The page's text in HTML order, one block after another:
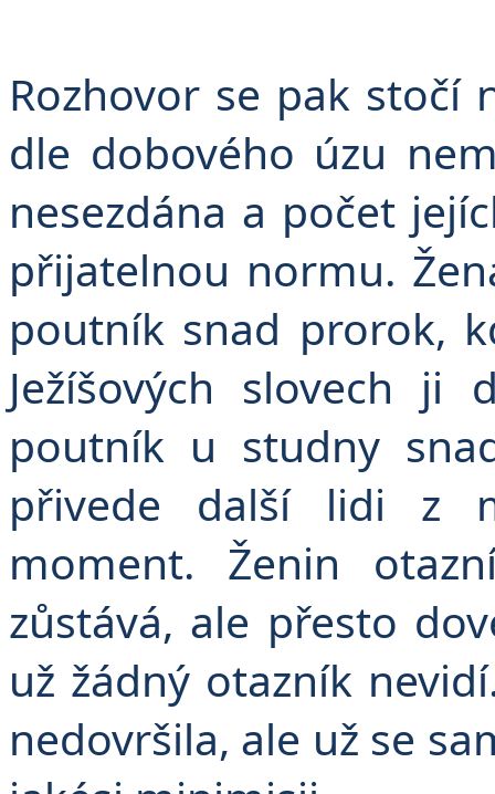
Rozhovor se pak stočí
dle dobového úzu
nesezdána a počet
přijatelnou normu.
poutník snad prorok,
Ježíšových slovech ji
poutník u studny
přivede další lidi z
moment. Ženin
zůstává, ale přesto
už žádný otazník
nedovršila, ale už se